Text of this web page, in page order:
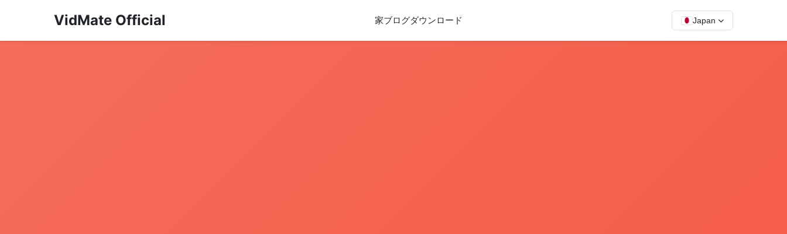
VidMate Official 家ブログダウンロード Japan